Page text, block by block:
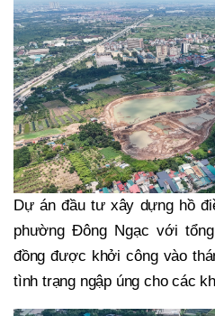
Dự án đầu tư xây dựng hồ
phường Đông Ngạc với
đồng được khởi công vào
tình trạng ngập úng cho các